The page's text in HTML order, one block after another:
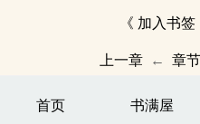
《 加入书
上一章 ← 章
首页 书满屋